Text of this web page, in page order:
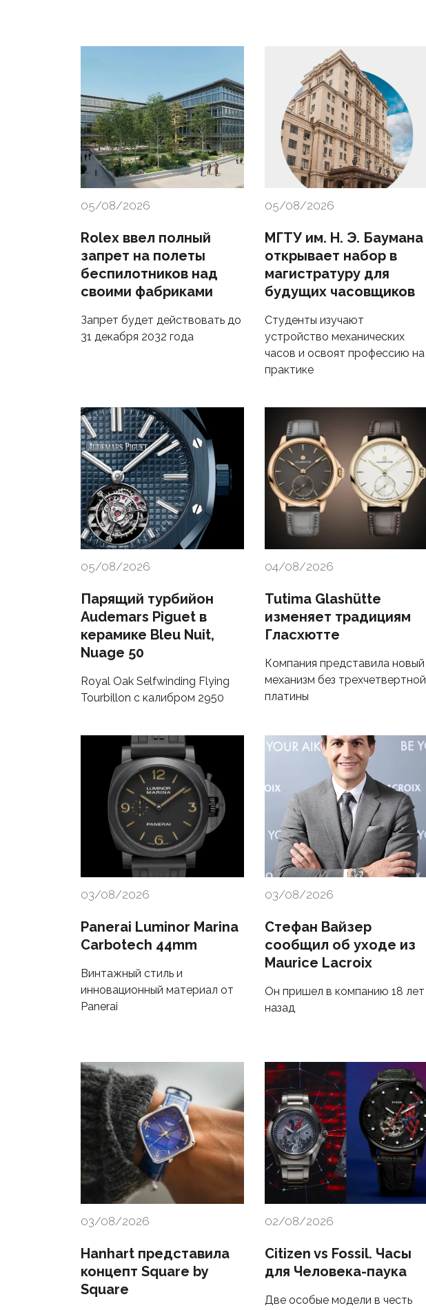
05/08/2026
Rolex ввел полный
запрет на полеты
беспилотников над
своими фабриками
Запрет будет действовать до
31 декабря 2032 года
05/08/2026
МГТУ им. Н. Э. Баумана
открывает набор в
магистратуру для
будущих часовщиков
Студенты изучают
устройство механических
часов и освоят профессию на
практике
05/08/2026
Парящий турбийон
Audemars Piguet в
керамике Bleu Nuit,
Nuage 50
Royal Oak Selfwinding Flying
Tourbillon с калибром 2950
04/08/2026
Tutima Glashütte
изменяет традициям
Гласхютте
Компания представила новый
механизм без трехчетвертной
платины
03/08/2026
Panerai Luminor Marina
Carbotech 44mm
Винтажный стиль и
инновационный материал от
Panerai
03/08/2026
Стефан Вайзер
сообщил об уходе из
Maurice Lacroix
Он пришел в компанию 18 лет
назад
03/08/2026
Hanhart представила
концепт Square by
Square
02/08/2026
Citizen vs Fossil. Часы
для Человека-паука
Две особые модели в честь